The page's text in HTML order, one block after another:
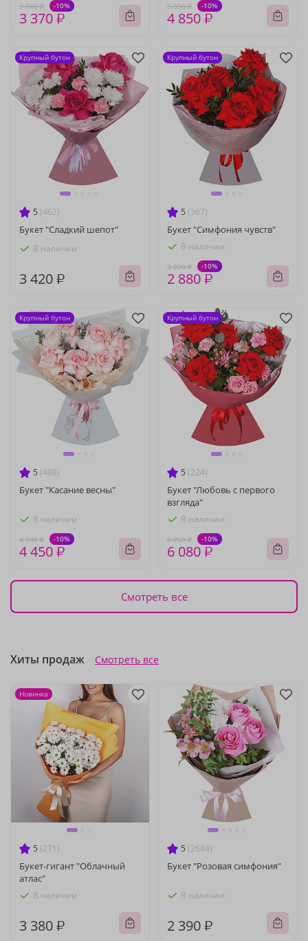
3 740 ₽ -10%
3 370 ₽
5 390 ₽ -10%
4 850 ₽
5 (462)
Букет "Сладкий шепот"
В наличии
3 420 ₽
Крупный бутон
5 (367)
Букет "Симфония чувств"
В наличии
3 200 ₽ -10%
2 880 ₽
Крупный бутон
5 (408)
Букет "Касание весны"
В наличии
4 940 ₽ -10%
4 450 ₽
Крупный бутон
5 (224)
Букет "Любовь с первого
взгляда"
В наличии
6 760 ₽ -10%
6 080 ₽
Крупный бутон
Смотреть все
Хиты продаж Смотреть все
5 (271)
Букет-гигант "Облачный
атлас"
В наличии
3 380 ₽
Новинка
5 (2684)
Букет "Розовая симфония"
В наличии
2 390 ₽